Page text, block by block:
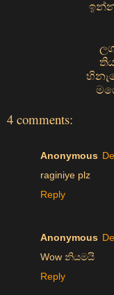
4 comments:
Anonymous
raginiye plz
Reply
Anonymous
Wow නියමයි
Reply